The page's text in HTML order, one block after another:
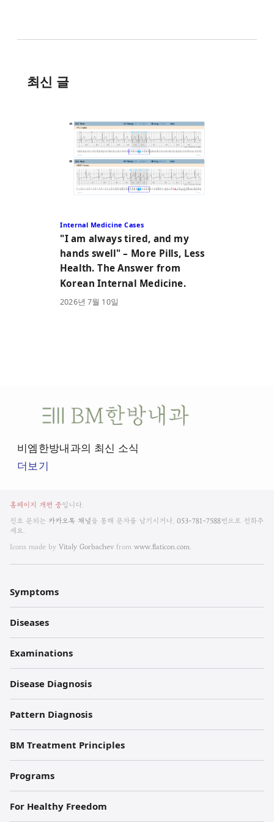
최신 글
Internal Medicine Cases
"I am always tired, and my
hands swell" – More Pills, Less
Health. The Answer from
Korean Internal Medicine.
2026년 7월 10일
비
엠
방
내
뉴
스
비엠한방내과의 최신 소식
더보기
비
엠
한
방
내
과
한
의
원
각
주
홈페이지 개편 중입니다.
진료 문의는 카카오톡 채널을 통해 문자를 남기시거나, 053-781-7588번으로 전화주
세요.
Icons made by Vitaly Gorbachev from www.flaticon.com.
Symptoms
Diseases
Examinations
Disease Diagnosis
Pattern Diagnosis
BM Treatment Principles
Programs
For Healthy Freedom